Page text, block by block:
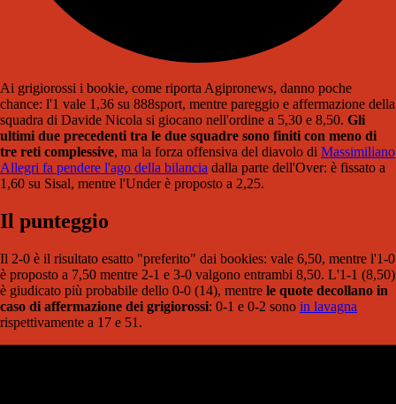
Ai grigiorossi i bookie, come riporta Agipronews, danno poche
chance: l'1 vale 1,36 su 888sport, mentre pareggio e affermazione della
squadra di Davide Nicola si giocano nell'ordine a 5,30 e 8,50. Gli
ultimi due precedenti tra le due squadre sono finiti con meno di
tre reti complessive, ma la forza offensiva del diavolo di Massimiliano
Allegri fa pendere l'ago della bilancia dalla parte dell'Over: è fissato a
1,60 su Sisal, mentre l'Under è proposto a 2,25.
Il punteggio
Il 2-0 è il risultato esatto "preferito" dai bookies: vale 6,50, mentre l'1-0
è proposto a 7,50 mentre 2-1 e 3-0 valgono entrambi 8,50. L'1-1 (8,50)
è giudicato più probabile dello 0-0 (14), mentre le quote decollano in
caso di affermazione dei grigiorossi: 0-1 e 0-2 sono in lavagna
rispettivamente a 17 e 51.